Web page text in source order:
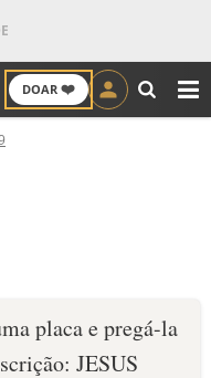
DOAR ❤️
placa e pregá-la
JESUS